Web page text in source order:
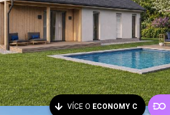
VÍCE O ECONOMY C